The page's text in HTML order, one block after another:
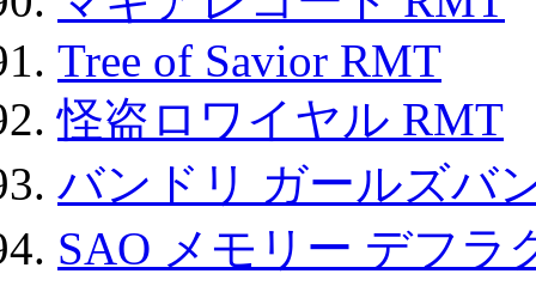
Tree of Savior RMT
怪盗ロワイヤル RMT
バンドリ ガールズバ
SAO メモリー デフラ